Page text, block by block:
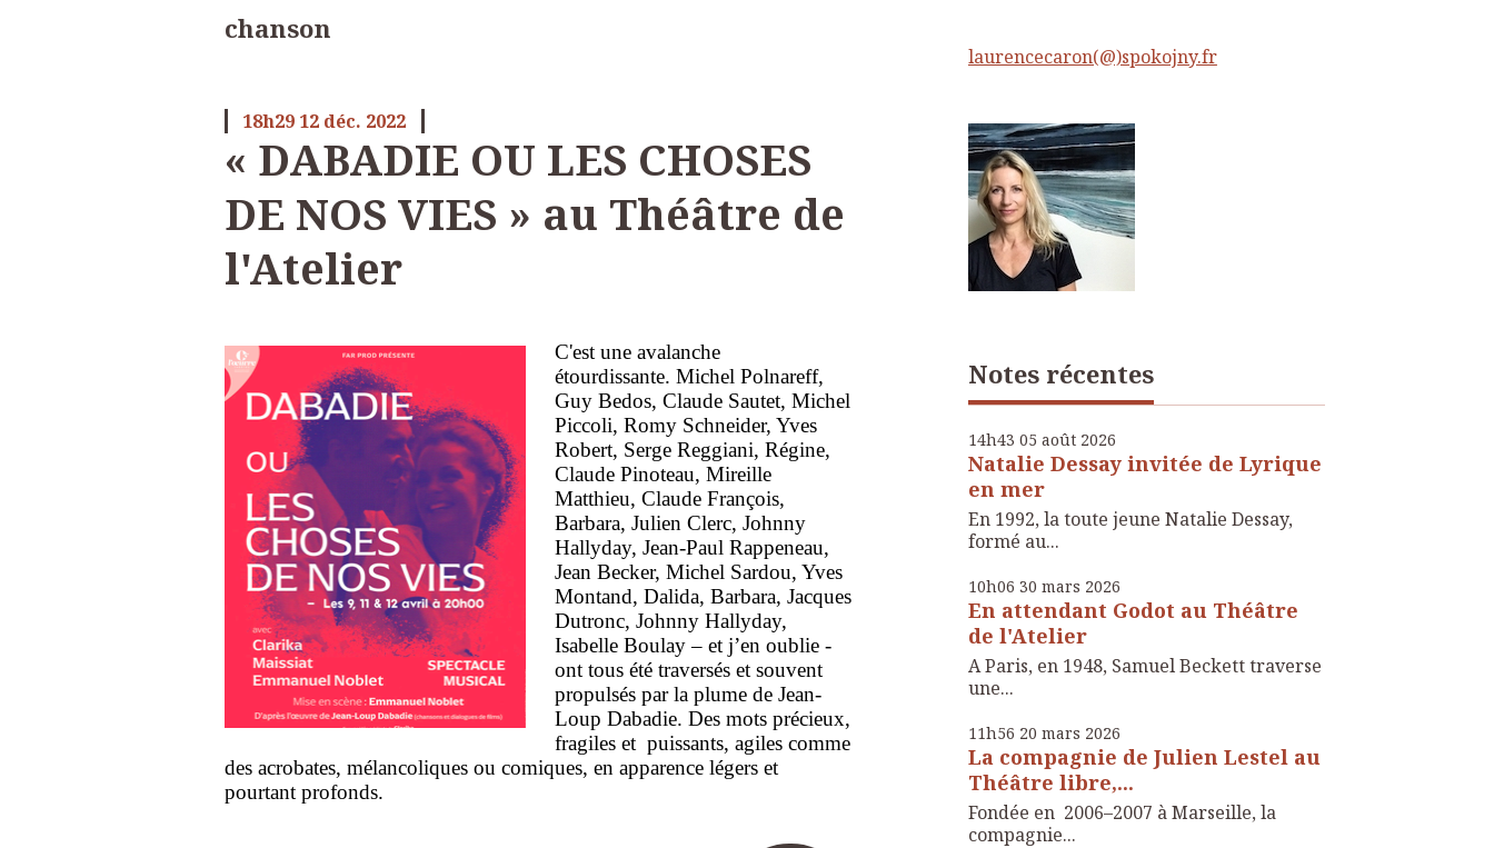
chanson
18h29 12 déc. 2022
« DABADIE OU LES CHOSES
DE NOS VIES » au Théâtre de
l'Atelier
C'est une avalanche
étourdissante.Michel Polnareff,
Guy Bedos, Claude Sautet, Michel
Piccoli, Romy Schneider, Yves
Robert, Serge Reggiani, Régine,
Claude Pinoteau, Mireille
Matthieu, Claude François,
Barbara, Julien Clerc, Johnny
Hallyday,Jean-Paul Rappeneau,
Jean Becker,Michel Sardou, Yves
Montand,Dalida, Barbara, Jacques
Dutronc, Johnny Hallyday,
Isabelle Boulay – et j’en oublie -
ont tous été traversés et souvent
propulsés par la plume de Jean-
Loup Dabadie. Des mots précieux,
fragiles et puissants, agiles comme
des acrobates, mélancoliques ou comiques, en apparence légers et
pourtant profonds.
laurencecaron(@)spokojny.fr
Notes récentes
14h43 05 août 2026
Natalie Dessay invitée de Lyrique
en mer
En 1992, la toute jeune Natalie Dessay,
formé au...
10h06 30 mars 2026
En attendant Godot au Théâtre
de l'Atelier
A Paris, en 1948, Samuel Beckett traverse
une...
11h56 20 mars 2026
La compagnie de Julien Lestel au
Théâtre libre,...
Fondée en 2006–2007 à Marseille, la
compagnie...